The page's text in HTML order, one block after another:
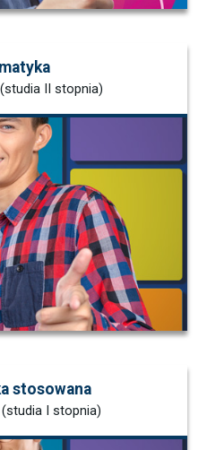
II stopnia)
stosowana
I stopnia)